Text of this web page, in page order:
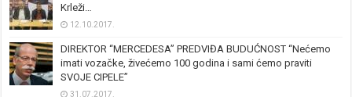
Krleži…
12.10.2017.
DIREKTOR “MERCEDESA” PREDVIĐA BUDUĆNOST “Nećemo
imati vozačke, živećemo 100 godina i sami ćemo praviti
SVOJE CIPELE”
31.07.2017.